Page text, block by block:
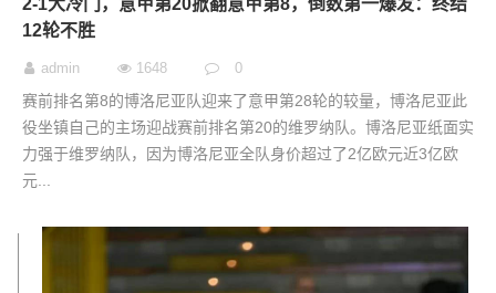
12轮不胜
admin 1648 0
赛前排名第8的博洛尼亚队迎来了意甲第28轮的较量，博洛尼亚此
役坐镇自己的主场迎战赛前排名第20的维罗纳队。博洛尼亚纸面实
力强于维罗纳队，因为博洛尼亚全队身价超过了2亿欧元近3亿欧
元...